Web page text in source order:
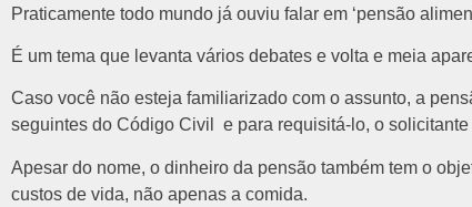
Praticamente todo mundo já ouviu falar em ‘pensão
É um tema que levanta vários debates e volta e meia
Caso você não esteja familiarizado com o assunto, a
seguintes do Código Civil e para requisitá-lo, o
Apesar do nome, o dinheiro da pensão também tem o
custos de vida, não apenas a comida.